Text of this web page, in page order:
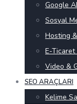
Google
Sosyal
Hosting
E-Ticaret
Video &
SEO ARAÇLARI
Kelime